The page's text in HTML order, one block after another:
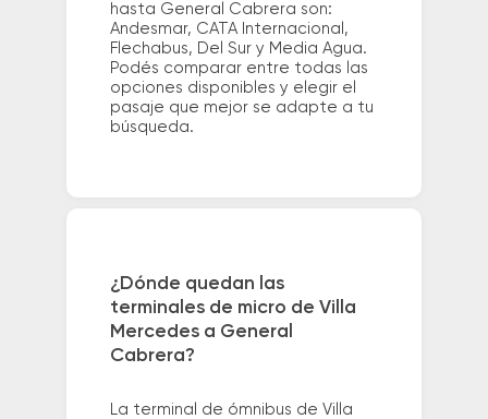
hasta General Cabrera son:
Andesmar, CATA Internacional,
Flechabus, Del Sur y Media Agua.
Podés comparar entre todas las
opciones disponibles y elegir el
pasaje que mejor se adapte a tu
búsqueda.
¿Dónde quedan las
terminales de micro de Villa
Mercedes a General
Cabrera?
La terminal de ómnibus de Villa